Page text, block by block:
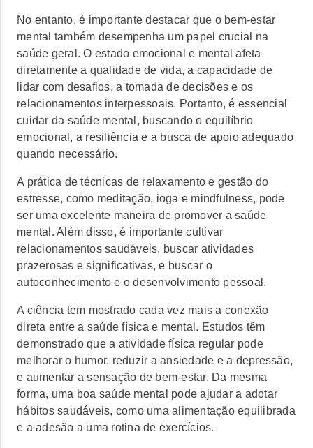
No entanto, é importante destacar que o bem-estar
mental também desempenha um papel crucial na
saúde geral. O estado emocional e mental afeta
diretamente a qualidade de vida, a capacidade de
lidar com desafios, a tomada de decisões e os
relacionamentos interpessoais. Portanto, é essencial
cuidar da saúde mental, buscando o equilíbrio
emocional, a resiliência e a busca de apoio adequado
quando necessário.
A prática de técnicas de relaxamento e gestão do
estresse, como meditação, ioga e mindfulness, pode
ser uma excelente maneira de promover a saúde
mental. Além disso, é importante cultivar
relacionamentos saudáveis, buscar atividades
prazerosas e significativas, e buscar o
autoconhecimento e o desenvolvimento pessoal.
A ciência tem mostrado cada vez mais a conexão
direta entre a saúde física e mental. Estudos têm
demonstrado que a atividade física regular pode
melhorar o humor, reduzir a ansiedade e a depressão,
e aumentar a sensação de bem-estar. Da mesma
forma, uma boa saúde mental pode ajudar a adotar
hábitos saudáveis, como uma alimentação equilibrada
e a adesão a uma rotina de exercícios.